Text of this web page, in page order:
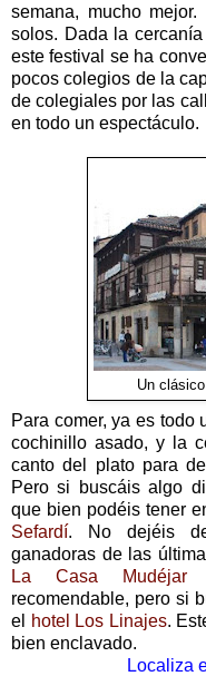
semana, mucho
solos. Dada la
este festival se ha
pocos colegios de la
de colegiales por las
en todo un espectáculo.
Un
Para comer, ya es todo
cochinillo asado, y la
canto del plato para
Pero si buscáis algo
que bien podéis tener
Sefardí. No dejéis
ganadoras de las
La Casa Mudéjar
recomendable, pero si
el
hotel Los Linajes.
bien enclavado.
Localiza